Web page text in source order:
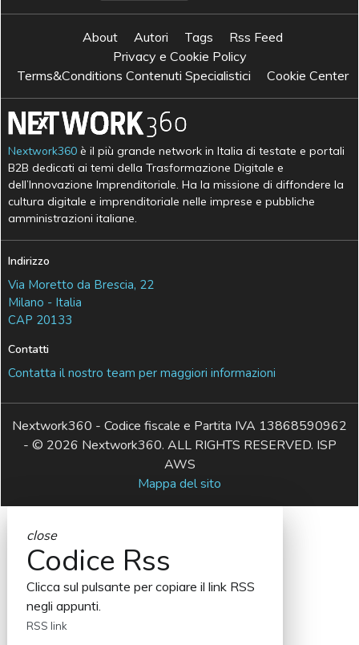
About Autori Tags
Rss Feed
Privacy e Cookie Policy
Terms&Conditions Contenuti Specialistici
Cookie Center
Nextwork360 è il più grande network in Italia di testate e portali
B2B dedicati ai temi della Trasformazione Digitale e
dell’Innovazione Imprenditoriale. Ha la missione di diffondere la
cultura digitale e imprenditoriale nelle imprese e pubbliche
amministrazioni italiane.
Indirizzo
Via Moretto da Brescia, 22
Milano - Italia
CAP 20133
Contatti
Contatta il nostro team per maggiori informazioni
Nextwork360 - Codice fiscale e Partita IVA 13868590962
- © 2026 Nextwork360. ALL RIGHTS RESERVED. ISP
AWS
Mappa del sito
close
Codice Rss
Clicca sul pulsante per copiare il link RSS
negli appunti.
RSS link